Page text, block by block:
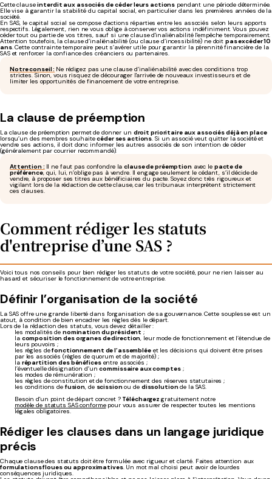
Cette clauseinterdit aux associés de céder leurs actions pendant une période déterminée.
Elle vise à garantir la stabilité du capital social, en particulier dans les premières années de la
société.
En SAS, le capital social se compose d'actions réparties entre les associés selon leurs apports
respectifs. Légalement, rien ne vous oblige à conserver vos actions indéfiniment. Vous pouvez
céder tout ou partie de vos titres, sauf si une clause d'inaliénabilité l'empêche temporairement.
Attention toutefois, la clause d’inaliénabilité (ou clause d’incessibilité) ne doit pas excéder 10
ans. Cette contrainte temporaire peut s’avérer utile pour garantir la pérennité financière de la
SAS et renforcer la confiance des créanciers ou partenaires.
Notre conseil : Ne rédigez pas une clause d’inaliénabilité avec des conditions trop
strictes. Sinon, vous risquez de décourager l'arrivée de nouveaux investisseurs et de
limiter les opportunités de financement de votre entreprise.
La clause de préemption
La clause de préemption permet de donner un droit prioritaire aux associés déjà en place
lorsqu’un des membres souhaitecéder ses actions. Si un associé veut quitter la société et
vendre ses actions, il doit donc informer les autres associés de son intention de céder
(généralement par courrier recommandé).
Attention : Il ne faut pas confondre laclause de préemptionavec le pacte de
préférence, qui, lui, n’oblige pas à vendre. Il engage seulement le cédant, s’il décide de
vendre, à proposer ses titres aux bénéficiaires du pacte. Soyez donc très rigoureux et
vigilant lors de la rédaction de cette clause, car les tribunaux interprètent strictement
ces clauses.
Comment rédiger les statuts
d'entreprise d’une SAS ?
Voici tous nos conseils pour bien rédiger les statuts de votre société, pour ne rien laisser au
hasard et sécuriser le fonctionnement de votre entreprise.
Définir l’organisation de la société
La SAS offre une grande liberté dans l'organisation de sa gouvernance. Cette souplesse est un
atout, à condition de bien encadrer les règles dès le départ.
Lors de la rédaction des statuts, vous devez détailler :
les modalités de nomination du président ;
la composition des organes de direction, leur mode de fonctionnement et l’étendue de
leurs pouvoirs ;
les règles defonctionnement de l’assembléeet les décisions qui doivent être prises
par les associés (règles de quorum et de majorité) ;
la répartition des bénéficesentre associés ;
l’éventuelle désignation d’uncommissaire aux comptes;
les modes de rémunération ;
les règles de constitution et de fonctionnement des réserves statutaires ;
les conditions de fusion, de scissionou de dissolutionde la SAS.
Besoin d'un point de départ concret ? Téléchargezgratuitement notre
modèle de statuts SAS conformepour vous assurer de respecter toutes les mentions
légales obligatoires.
Rédiger les clauses dans un langage juridique
précis
Chaque clause des statuts doit être formulée avec rigueur et clarté. Faites attention aux
formulations floues ou approximatives. Un mot mal choisi peut avoir de lourdes
conséquences juridiques.